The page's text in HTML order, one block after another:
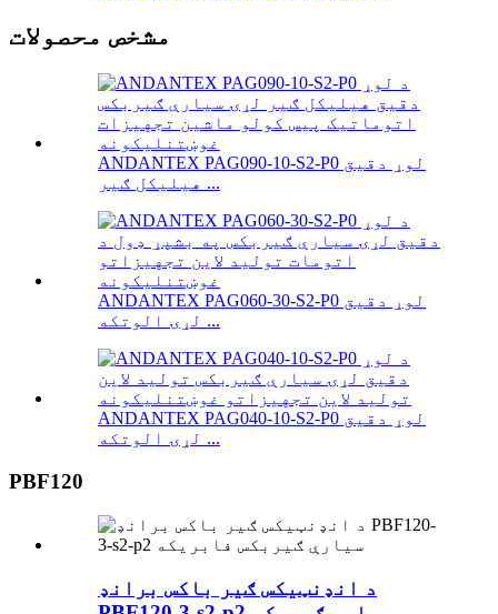
مشخص محصولات
ANDANTEX PAG090-10-S2-P0 لوړ دقیق
هیلیکل ګیر ...
ANDANTEX PAG060-30-S2-P0 لوړ دقیق
لړۍ الوتکه ...
ANDANTEX PAG040-10-S2-P0 لوړ دقیق
لړۍ الوتکه ...
PBF120
د انډنټیکس ګیر باکس برانډ